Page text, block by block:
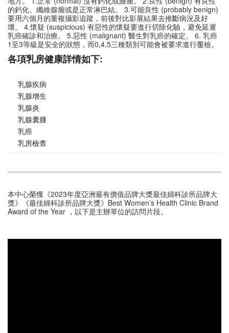
的鈣化、纖維腺瘤或是正常淋巴結。 3.可能良性 (probably benign)
要用六個月的重複攝影追蹤，前後對比影展結果去推斷病況及好
壞。 4.懷疑 (suspicious) 有惡性的懷疑要進行切除化驗，避免延遲
乳癌確診和治療。 5.惡性 (malignant) 醫生對乳癌的確定。 6. 乳癌
1至3等級是安全的狀態，而0,4,5三種類別可能會被要求進行覆檢。
各項乳房健康詳情如下:
乳腺疾病
乳腺增生
乳腺炎
乳腺囊腫
乳癌
乳房檢查
本中心榮獲《2023年度亞洲最有價值品牌大獎最佳婦科診所品牌大
獎》《最佳婦科診所品牌大獎》Best Women’s Health Clinic Brand
Award of the Year ，以下是主辦單位的訪問片段。